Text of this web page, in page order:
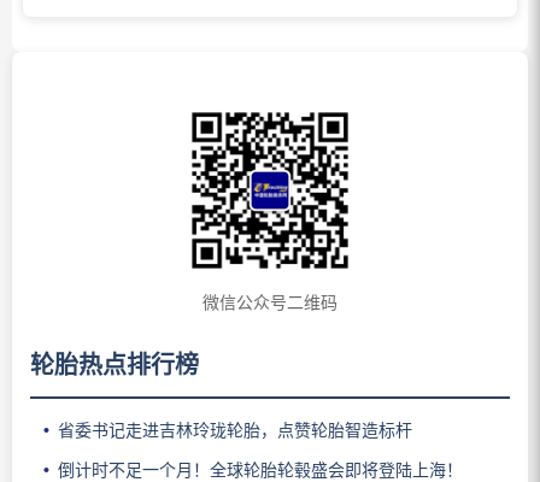
微信公众号二维码
轮胎热点排行榜
省委书记走进吉林玲珑轮胎，点赞轮胎智造标杆
倒计时不足一个月！全球轮胎轮毂盛会即将登陆上海！